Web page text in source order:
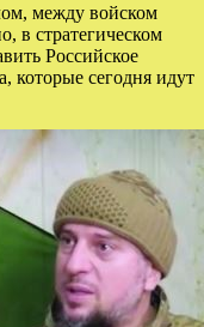
между войском
в стратегическом
Российское
которые сегодня идут